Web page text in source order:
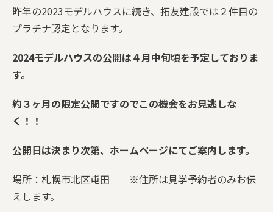
保証とサポート
施工事例
SDGsへの取り組み
リフォーム／リノベーション
ブログ
お問い合わせ
昨年の2023モデルハウスに続き、拓友建設では２件目の
プラチナ認定となります。
2024モデルハウスの公開は４月中旬頃を予定しておりま
す。
約３ヶ月の限定公開ですのでこの機会をお見逃しな
く！！
公開日は決まり次第、ホームページにてご案内します。
場所：札幌市北区屯田 ※住所は見学予約者のみお伝
えします。